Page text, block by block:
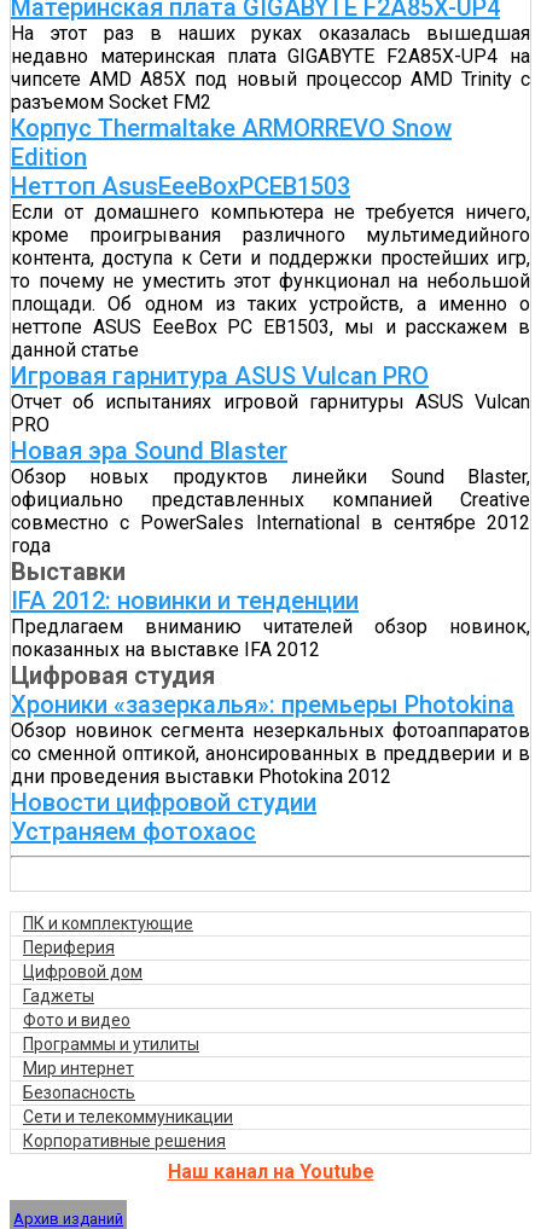
Материнская плата GIGABYTE F2A85X-UP4
На этот раз в наших руках оказалась вышедшая
недавно материнская плата GIGABYTE F2A85X-UP4 на
чипсете AMD A85X под новый процессор AMD Trinity c
разъемом Socket FM2
Корпус Thermaltake ARMORREVO Snow
Edition
Неттоп AsusEeeBoxPCEB1503
Если от домашнего компьютера не требуется ничего,
кроме проигрывания различного мультимедийного
контента, доступа к Сети и поддержки простейших игр,
то почему не уместить этот функционал на небольшой
площади. Об одном из таких устройств, а именно о
неттопе ASUS EeeBox PC EB1503, мы и расскажем в
данной статье
Игровая гарнитура ASUS Vulcan PRO
Отчет об испытаниях игровой гарнитуры ASUS Vulcan
PRO
Новая эра Sound Blaster
Обзор новых продуктов линейки Sound Blaster,
официально представленных компанией Creative
совместно с PowerSales International в сентябре 2012
года
Выставки
IFA 2012: новинки и тенденции
Предлагаем вниманию читателей обзор новинок,
показанных на выставке IFA 2012
Цифровая студия
Хроники «зазеркалья»: премьеры Photokina
Обзор новинок сегмента незеркальных фотоаппаратов
со сменной оптикой, анонсированных в преддверии и в
дни проведения выставки Photokina 2012
Новости цифровой студии
Устраняем фотохаос
ПК и комплектующие
Периферия
Цифровой дом
Гаджеты
Фото и видео
Программы и утилиты
Мир интернет
Безопасность
Сети и телекоммуникации
Корпоративные решения
Наш канал на Youtube
Архив изданий